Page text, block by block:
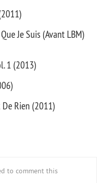
Je Suis (Avant LBM)
1 (2013)
De Rien (2011)
to comment this